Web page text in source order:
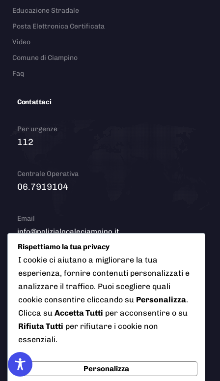
Educazione Stradale
Posta Elettronica Certificata
Video
Comune di Ciampino
Faq
Contattaci
Per urgenze
112
Centrale Operativa
06.7919104
Email
info@polizialocaleciampino.it
© 2026 Polizia Locale del Comune di Ciampino (Roma). Tutti
i diritti riservati
AI Info
Cookie Policy Credits
Rispettiamo la tua privacy
I cookie ci aiutano a migliorare la tua
esperienza, fornire contenuti personalizzati e
analizzare il traffico. Puoi scegliere quali
cookie consentire cliccando su Personalizza.
Clicca su Accetta Tutti per acconsentire o su
Rifiuta Tutti per rifiutare i cookie non
essenziali.
Personalizza